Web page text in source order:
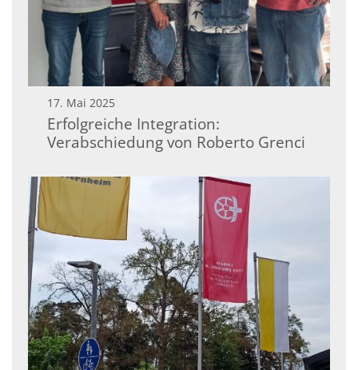
17. Mai 2025
Erfolgreiche Integration:
Verabschiedung von Roberto Grenci